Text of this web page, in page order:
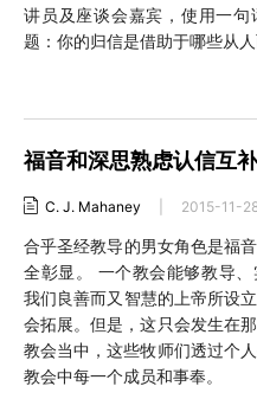
讲员及座谈会嘉宾，使用一句
题：你的归信是借助于哪些从
福音和深思熟虑认信互
C. J. Mahaney 2015-11-
合乎圣经教导的男女角色是福
全彰显。 一个教会能够教导
我们良善而又智慧的上帝所设
会拓展。但是，这只会发生在
教会当中，这些牧师们透过个
教会中每一个成员和事奉。